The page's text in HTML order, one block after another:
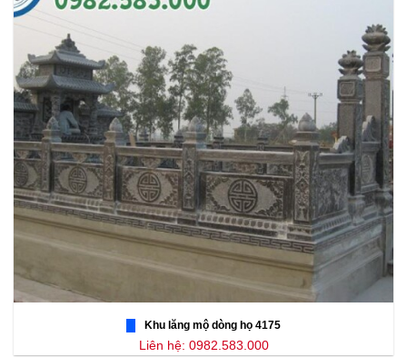
Khu lăng mộ dòng họ 4175
Liên hệ: 0982.583.000